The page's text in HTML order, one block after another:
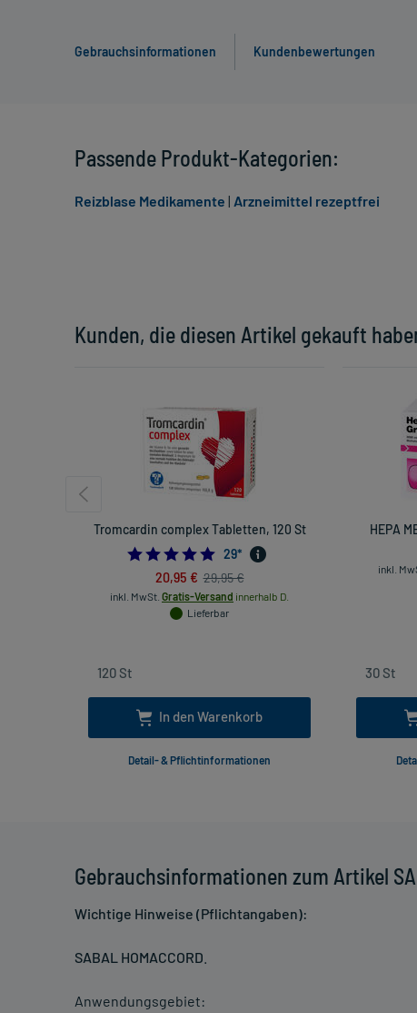
Gebrauchsinformationen Kundenbewertungen
Gebrauchsinformationen zum Artikel
Wichtige Hinweise (Pflichtangaben):
SABAL HOMACCORD
Anwendungsgebiet:
Kunden, die diesen Artikel gekauft
Tromcardin complex Tabletten, 120 St
4.793103448275862
29*
20,95 € 29,95 €
inkl. MwSt. Gratis-Versand innerhalb D.
Lieferbar
In den Warenkorb
Detail- & Pflichtinformationen
HEPA
inkl.
Passende Produkt-Kategorien:
Reizblase Medikamente | Arzneimittel rezeptfrei